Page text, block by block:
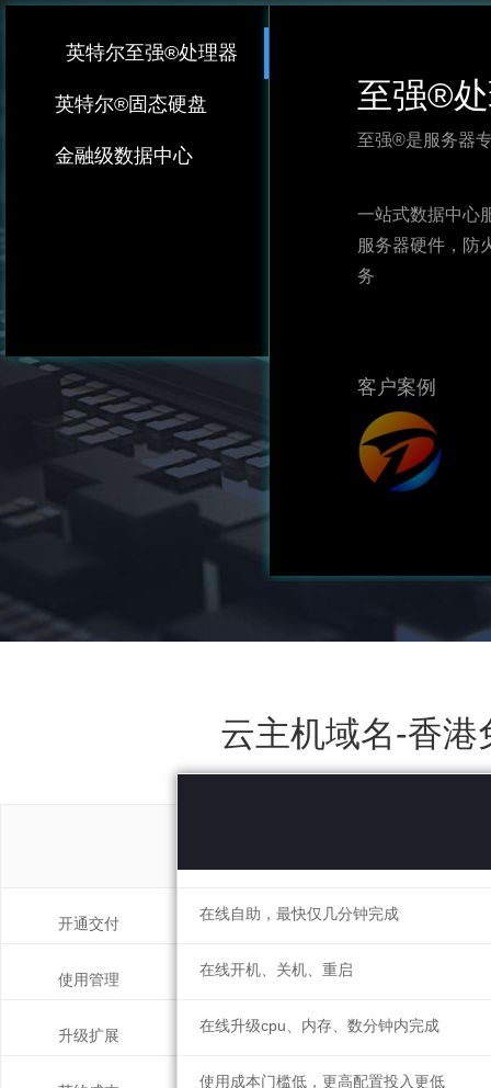
英特尔至强®处理器
英特尔®固态硬盘
金融级数据中心
至强®
至强®是服务器
一站式数据中心
服务器硬件，防
务
客户案例
云主机域名-香港
开通交付
使用管理
升级扩展
在线自助，最快仅几分钟完成
在线开机、关机、重启
在线升级cpu、内存、数分钟内完成
使用成本门槛低，更高配置投入更低